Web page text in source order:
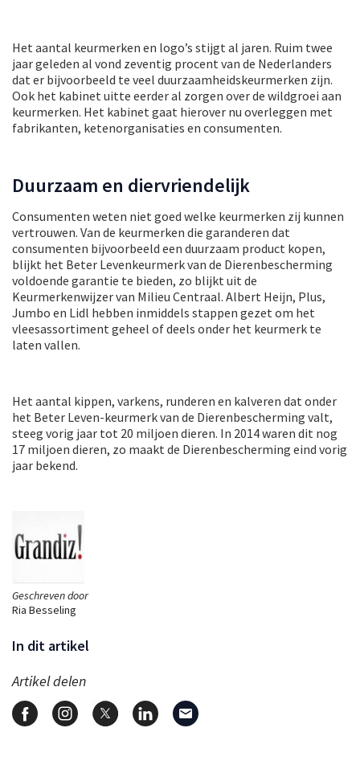
Geschreven door
Ria Besseling
In dit artikel
Artikel delen
Het aantal keurmerken en logo’s stijgt al jaren. Ruim twee
jaar geleden al vond zeventig procent van de Nederlanders
dat er bijvoorbeeld te veel duurzaamheidskeurmerken zijn.
Ook het kabinet uitte eerder al zorgen over de wildgroei aan
keurmerken. Het kabinet gaat hierover nu overleggen met
fabrikanten, ketenorganisaties en consumenten.
Duurzaam en diervriendelijk
Consumenten weten niet goed welke keurmerken zij kunnen
vertrouwen. Van de keurmerken die garanderen dat
consumenten bijvoorbeeld een duurzaam product kopen,
blijkt het Beter Levenkeurmerk van de Dierenbescherming
voldoende garantie te bieden, zo blijkt uit de
Keurmerkenwijzer van Milieu Centraal. Albert Heijn, Plus,
Jumbo en Lidl hebben inmiddels stappen gezet om het
vleesassortiment geheel of deels onder het keurmerk te
laten vallen.
Het aantal kippen, varkens, runderen en kalveren dat onder
het Beter Leven-keurmerk van de Dierenbescherming valt,
steeg vorig jaar tot 20 miljoen dieren. In 2014 waren dit nog
17 miljoen dieren, zo maakt de Dierenbescherming eind vorig
jaar bekend.